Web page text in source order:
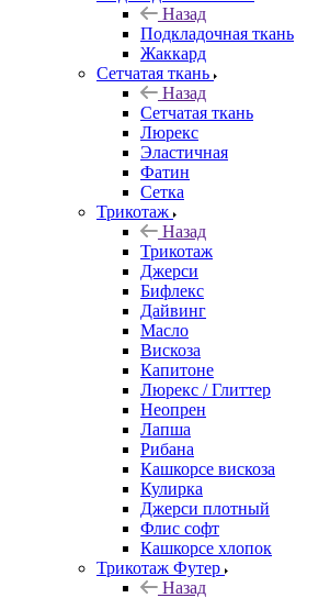
Назад
Подкладочная ткань
Жаккард
Сетчатая ткань
Назад
Сетчатая ткань
Люрекс
Эластичная
Фатин
Сетка
Трикотаж
Назад
Трикотаж
Джерси
Бифлекс
Дайвинг
Масло
Вискоза
Капитоне
Люрекс / Глиттер
Неопрен
Лапша
Рибана
Кашкорсе вискоза
Кулирка
Джерси плотный
Флис софт
Кашкорсе хлопок
Трикотаж Футер
Назад